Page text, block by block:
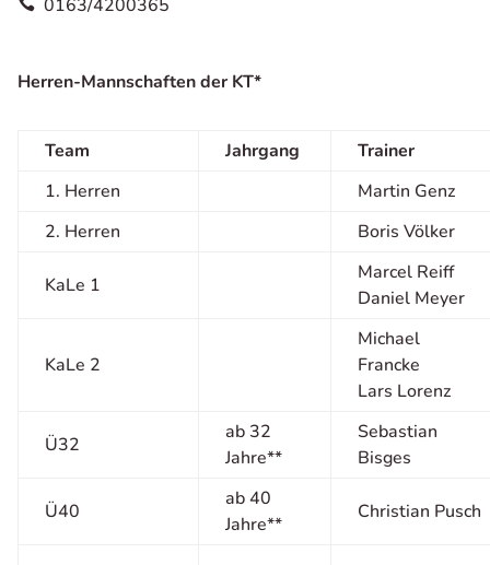
0163/4200365
Herren-Mannschaften der KT*
Team Jahrgang
Trainer
1. Herren
Martin Genz
2. Herren
Boris Völker
KaLe 1
Marcel Reiff
Daniel Meyer
KaLe 2
Michael
Francke
Lars Lorenz
Ü32
ab 32
Jahre**
Sebastian
Bisges
Ü40
ab 40
Jahre**
Christian Pusch